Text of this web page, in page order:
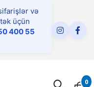
və
üçün
400 55
0